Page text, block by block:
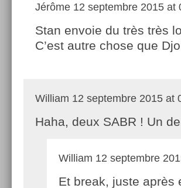
Jérôme 12 septembre 2015 at
Stan envoie du très très
C’est autre chose que
William 12 septembre 2015 at
Haha, deux SABR ! Un
William 12 septembre
Et break, juste après